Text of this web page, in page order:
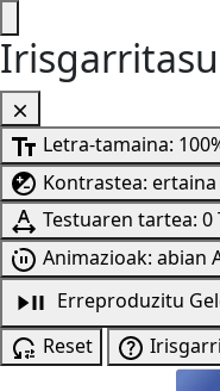
Letra-tamaina:
Kontrastea: ertaina
Testuaren tartea: 0
Animazioak: abian
Erreproduzitu
Reset